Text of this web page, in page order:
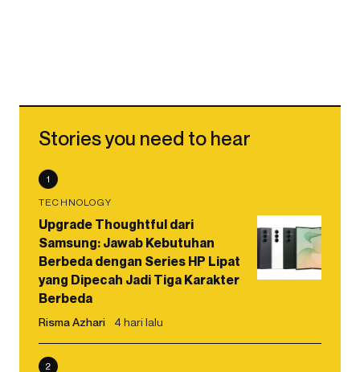
Stories you need to hear
1
TECHNOLOGY
Upgrade Thoughtful dari
Samsung: Jawab Kebutuhan
Berbeda dengan Series HP Lipat
yang Dipecah Jadi Tiga Karakter
Berbeda
Risma Azhari 4 hari lalu
2